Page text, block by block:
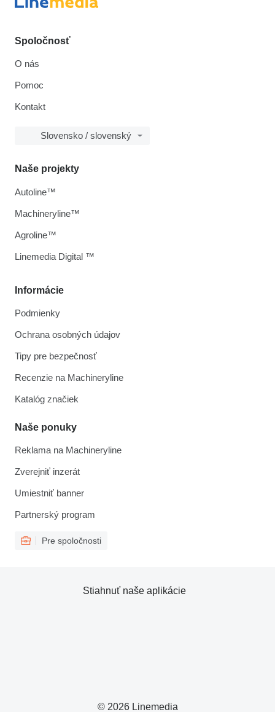
Spoločnosť
O nás
Pomoc
Kontakt
Slovensko / slovenský
Informácie
Podmienky
Ochrana osobných údajov
Tipy pre bezpečnosť
Recenzie na Machineryline
Katalóg značiek
Naše ponuky
Reklama na Machineryline
Zverejniť inzerát
Umiestniť banner
Partnerský program
Pre spoločnosti
Naše projekty
Autoline™
Machineryline™
Agroline™
Linemedia Digital ™
© 2026 Linemedia
Stiahnuť naše aplikácie